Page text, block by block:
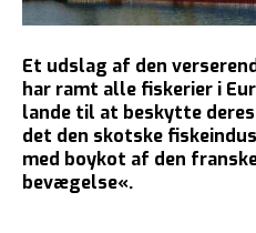
Et udslag af den
har ramt alle fiskerier i
lande til at beskytte
det den skotske
med boykot af den
bevægelse«.